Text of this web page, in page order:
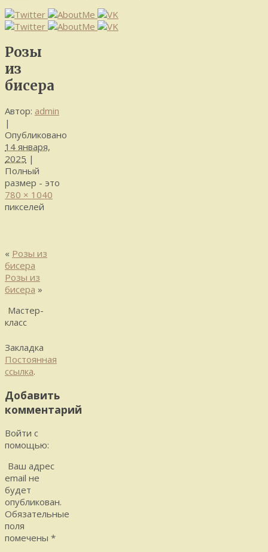
Розы
из
бисера
Автор: admin
|
Опубликовано
14 января,
2025 |
Полный
размер - это
780 × 1040
пикселей
« Розы из
бисера
Розы из
бисера »
Мастер-
класс
Закладка
Постоянная
ссылка.
Добавить
комментарий
Войти с
помощью:
Ваш адрес
email не
будет
опубликован.
Обязательные
поля
помечены *